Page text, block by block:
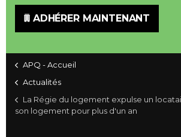
ADHÉRER MAINTENANT
APQ - Accueil
Actualités
La Régie du logement expulse un
son logement pour plus d'un an